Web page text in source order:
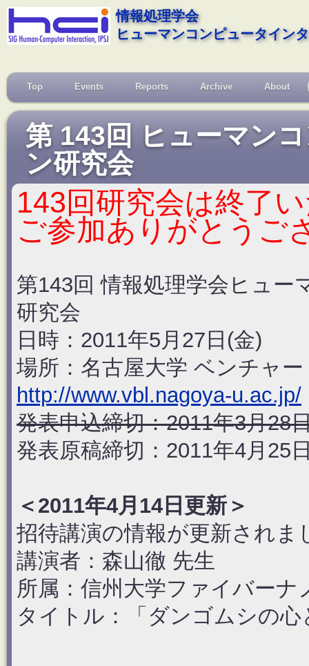
情報処理学会
ヒューマンコンピュータイン
Top Events Reports Archive About
第 143回 ヒューマン
ン研究会
143回研究会は終了
ご参加ありがとうご
第143回 情報処理学会ヒュ
研究会
日時：2011年5月27日(金)
場所：名古屋大学 ベンチャ
http://www.vbl.nagoya-u.ac.jp/
発表申込締切：2011年3月28
発表原稿締切：2011年4月25
＜2011年4月14日更新＞
招待講演の情報が更新されま
講演者：森山徹 先生
所属：信州大学ファイバー
タイトル：「ダンゴムシの